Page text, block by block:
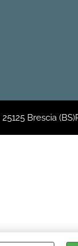
Brescia